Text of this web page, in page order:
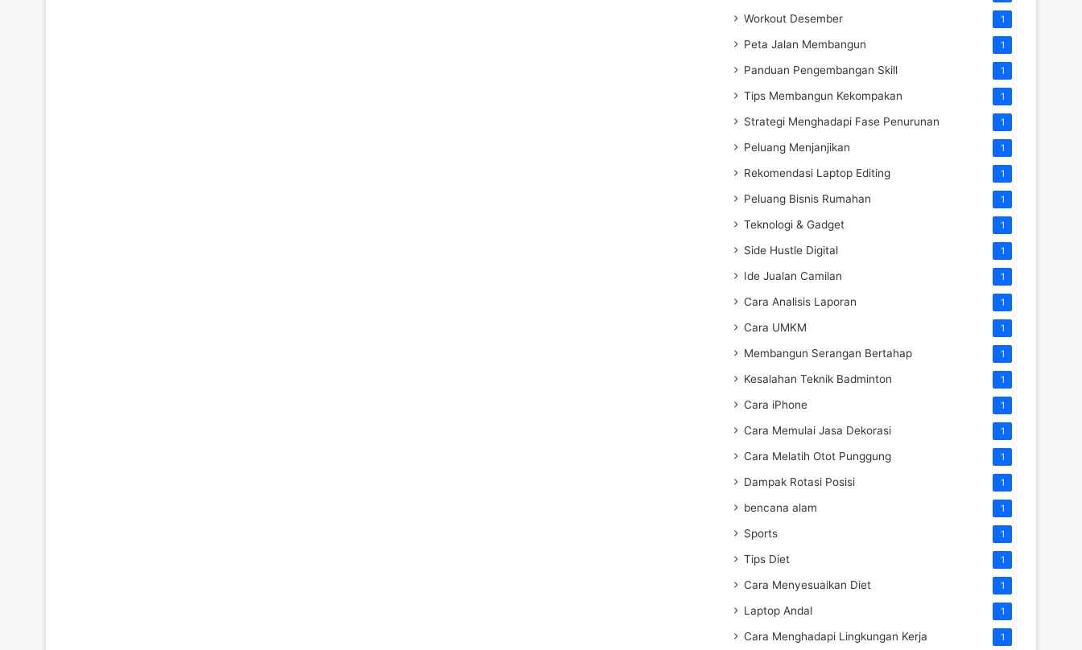
Workout Desember 1
Peta Jalan Membangun 1
Panduan Pengembangan Skill 1
Tips Membangun Kekompakan 1
Strategi Menghadapi Fase Penurunan 1
Peluang Menjanjikan 1
Rekomendasi Laptop Editing 1
Peluang Bisnis Rumahan 1
Teknologi & Gadget 1
Side Hustle Digital 1
Ide Jualan Camilan 1
Cara Analisis Laporan 1
Cara UMKM 1
Membangun Serangan Bertahap 1
Kesalahan Teknik Badminton 1
Cara iPhone 1
Cara Memulai Jasa Dekorasi 1
Cara Melatih Otot Punggung 1
Dampak Rotasi Posisi 1
bencana alam 1
Sports 1
Tips Diet 1
Cara Menyesuaikan Diet 1
Laptop Andal 1
Cara Menghadapi Lingkungan Kerja 1